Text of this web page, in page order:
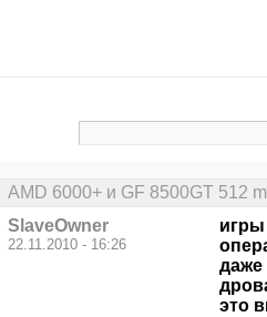
AMD 6000+ и GF 8500GT 512
SlaveOwner
22.11.2010 - 16:26
игры
даже
это